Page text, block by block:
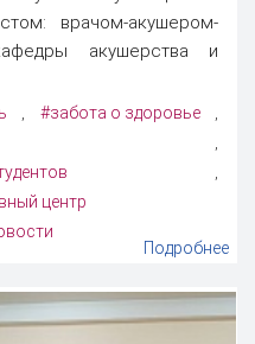
врачом-акушером-
акушерства и
, #забота о здоровье,
,
центр
Подробнее